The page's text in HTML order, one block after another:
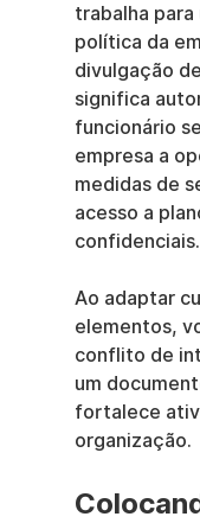
trabalha
política da
divulgação
significa
funcionário
empresa a
medidas de
acesso a
confidenciais.
Ao adaptar
elementos,
conflito de
um
fortalece
organização.